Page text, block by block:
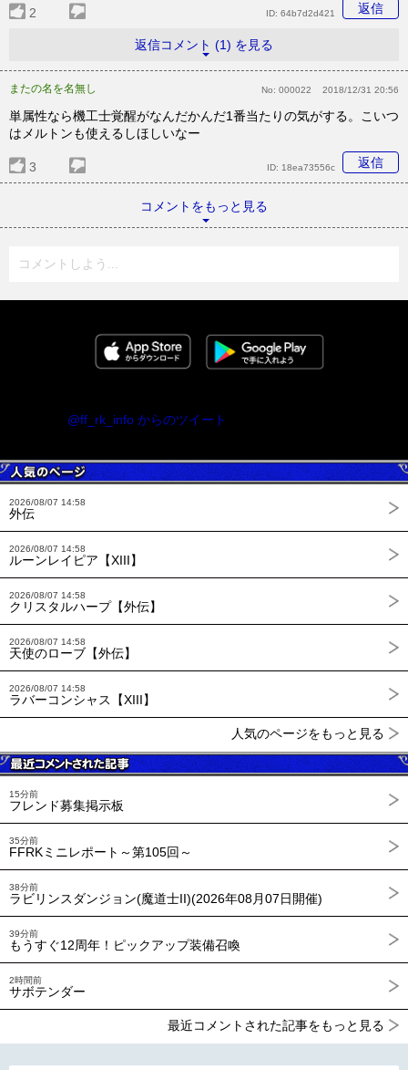
2 返信
ID: 64b7d2d421
返信コメント (1) を見る
またの名を名無し No: 000022 2018/12/31 20:56
単属性なら機工士覚醒がなんだかんだ1番当たりの気がする。こいつ
はメルトンも使えるしほしいなー
3 返信
ID: 18ea73556c
コメントをもっと見る
コメントしよう...
@ff_rk_info からのツイート
2026/08/07 14:58
外伝
2026/08/07 14:58
ルーンレイピア【XIII】
2026/08/07 14:58
クリスタルハープ【外伝】
2026/08/07 14:58
天使のローブ【外伝】
2026/08/07 14:58
ラバーコンシャス【XIII】
人気のページをもっと見る
15分前
フレンド募集掲示板
35分前
FFRKミニレポート～第105回～
38分前
ラビリンスダンジョン(魔道士II)(2026年08月07日開催)
39分前
もうすぐ12周年！ピックアップ装備召喚
2時間前
サボテンダー
最近コメントされた記事をもっと見る